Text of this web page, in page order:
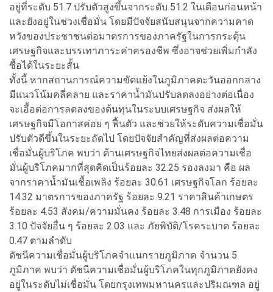
อยู่ที่ระดับ 51.7 ปรับตัวสูงขึ้นจากระดับ 51.2 ในเดือนก่อนหน้า
และยังอยู่ในช่วงเชื่อมั่น โดยมีปัจจัยสนับสนุนจากความคาด
หวังของประชาชนต่อมาตรการของภาครัฐในการกระตุ้น
เศรษฐกิจและบรรเทาภาระค่าครองชีพ ซึ่งอาจช่วยเพิ่มกำลัง
ซื้อได้ในระยะสั้น
ทั้งนี้ หากสถานการณ์ความขัดแย้งในภูมิภาคตะวันออกกลาง
มีแนวโน้มคลี่คลาย และราคาน้ำมันปรับลดลงอย่างต่อเนื่อง
จะเอื้อต่อการลดลงของต้นทุนในระบบเศรษฐกิจ ส่งผลให้
เศรษฐกิจมีโอกาสค่อย ๆ ฟื้นตัว และช่วยให้ระดับความเชื่อมั่น
ปรับตัวดีขึ้นในระยะถัดไป โดยปัจจัยสำคัญที่ส่งผลต่อความ
เชื่อมั่นผู้บริโภค พบว่า ด้านเศรษฐกิจไทยส่งผลต่อความเชื่อ
มั่นผู้บริโภคมากที่สุดคิดเป็นร้อยละ 32.25 รองลงมา คือ ผล
จากราคาน้ำมันเชื้อเพลิง ร้อยละ 30.61 เศรษฐกิจโลก ร้อยละ
14.32 มาตรการของภาครัฐ ร้อยละ 9.21 ราคาสินค้าเกษตร
ร้อยละ 4.53 สังคม/ความมั่นคง ร้อยละ 3.48 การเมือง ร้อยละ
3.10 ปัจจัยอื่น ๆ ร้อยละ 2.03 และ ภัยพิบัติ/โรคระบาด ร้อยละ
0.47 ตามลำดับ
ดัชนีความเชื่อมั่นผู้บริโภคจำแนกรายภูมิภาค จำนวน 5
ภูมิภาค พบว่า ดัชนีความเชื่อมั่นผู้บริโภคในทุกภูมิภาคยังคง
อยู่ในระดับไม่เชื่อมั่น โดยกรุงเทพมหานครและปริมณฑล อยู่